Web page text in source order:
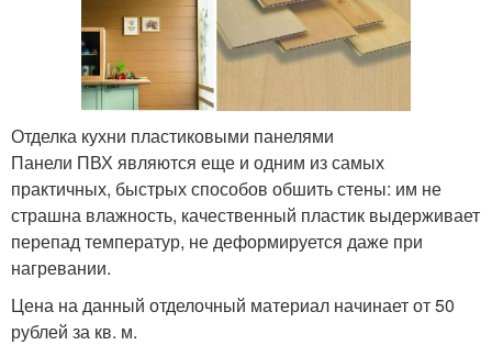
Отделка кухни пластиковыми панелями
Панели ПВХ являются еще и одним из самых
практичных, быстрых способов обшить стены: им не
страшна влажность, качественный пластик выдерживает
перепад температур, не деформируется даже при
нагревании.
Цена на данный отделочный материал начинает от 50
рублей за кв. м.